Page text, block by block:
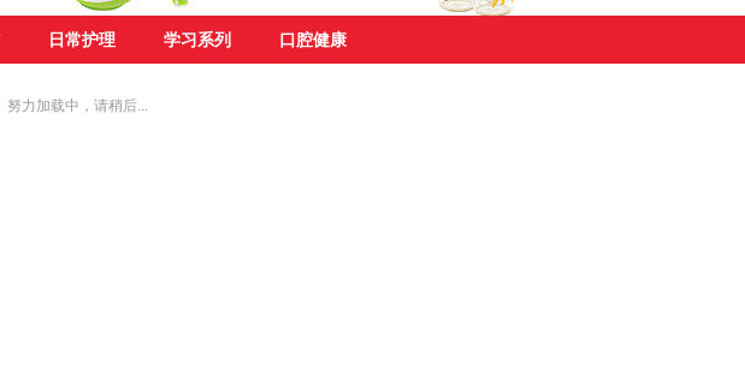
日常护理 学习系列 口腔健康
努力加载中，请稍后...